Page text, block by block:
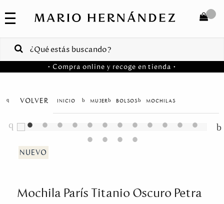
COLECCIONES
VENTAS
CORPORATIVAS
Venezuela
COMPRAR
• Compra online y recoge en tienda •
VOLVER MUJER BOLSOS MOCHILAS
Mochila París Titanio Oscuro Petra